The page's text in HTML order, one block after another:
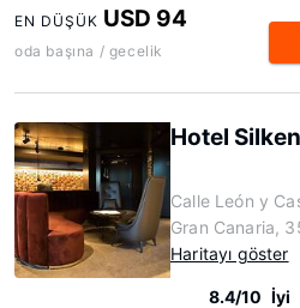
EN DÜŞÜK USD 94
oda başına / gecelik
Hotel
Calle León y
Gran Canaria,
Haritayı göster
8.4/10 İyi